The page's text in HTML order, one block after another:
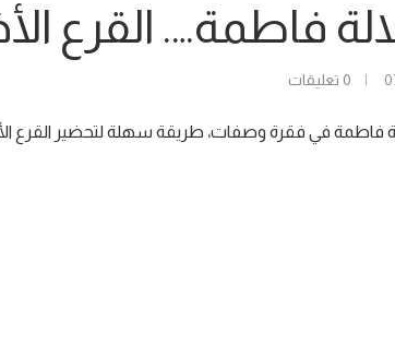
فاطمة…. القرع
0 تعليقات
فاطمة في فقرة وصفات، طريقة سهلة لتحضير القرع